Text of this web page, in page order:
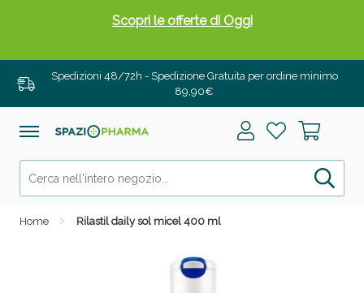
Spedizioni 48/72h - Spedizione Gratuita per ordine minimo
89,90€
Home Rilastil daily sol micel 400 ml
Scopri le offerte di Oggi